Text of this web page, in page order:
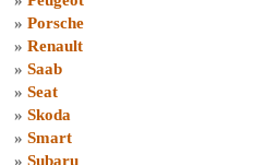
» Porsche
» Renault
» Saab
» Seat
» Skoda
» Smart
» Subaru